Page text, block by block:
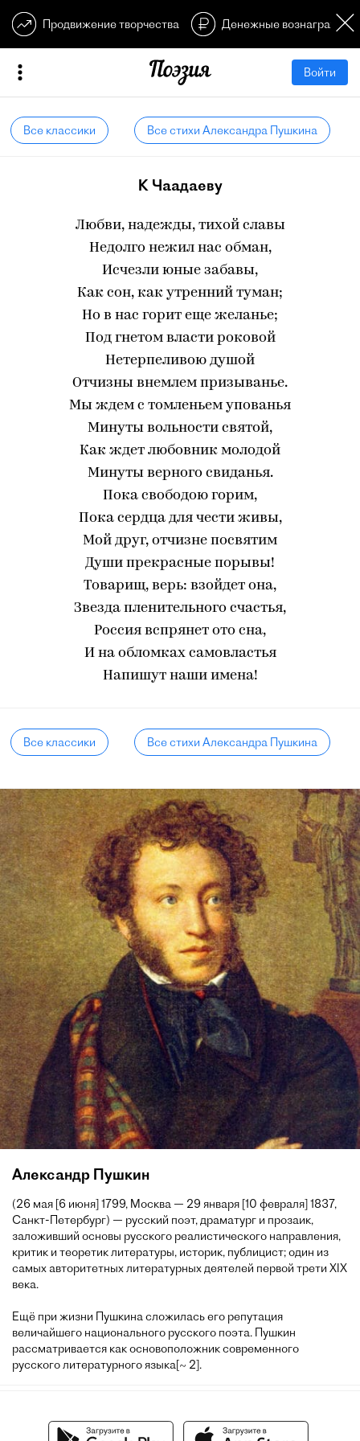
Продвижение творчества Денежные
Войти
Все классики Все стихи Александра Пушкина
К Чаадаеву
Любви, надежды, тихой славы
Недолго нежил нас обман,
Исчезли юные забавы,
Как сон, как утренний туман;
Но в нас горит еще желанье;
Под гнетом власти роковой
Нетерпеливою душой
Отчизны внемлем призыванье.
Мы ждем с томленьем упованья
Минуты вольности святой,
Как ждет любовник молодой
Минуты верного свиданья.
Пока свободою горим,
Пока сердца для чести живы,
Мой друг, отчизне посвятим
Души прекрасные порывы!
Товарищ, верь: взойдет она,
Звезда пленительного счастья,
Россия вспрянет ото сна,
И на обломках самовластья
Напишут наши имена!
Все классики Все стихи Александра Пушкина
Александр Пушкин
(26 мая [6 июня] 1799, Москва — 29 января [10 февраля] 1837,
Санкт-Петербург) — русский поэт, драматург и прозаик,
заложивший основы русского реалистического направления,
критик и теоретик литературы, историк, публицист; один из
самых авторитетных литературных деятелей первой трети XIX
века.
Ещё при жизни Пушкина сложилась его репутация
величайшего национального русского поэта. Пушкин
рассматривается как основоположник современного
русского литературного языка[~ 2].